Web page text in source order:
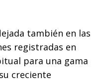
también en las
registradas en
para una gama
creciente